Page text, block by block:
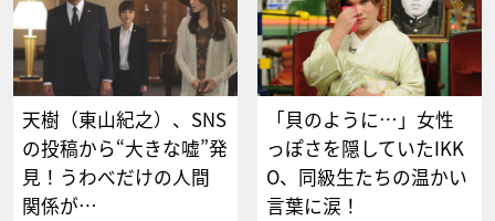
天樹（東山紀之）、SNS
の投稿から“大きな嘘”発
見！うわべだけの人間
関係が…
「貝のように…」女性
っぽさを隠していたIKK
O、同級生たちの温かい
言葉に涙！